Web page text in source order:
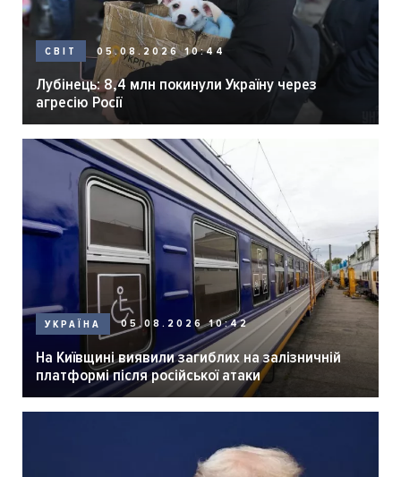
СВІТ 05.08.2026 10:44
Лубінець: 8,4 млн покинули Україну через
агресію Росії
УКРАЇНА 05.08.2026 10:42
На Київщині виявили загиблих на залізничній
платформі після російської атаки